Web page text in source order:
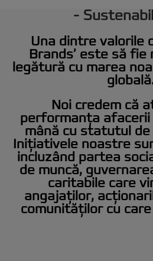
Misiunea
Misiunea GBC este
clienților cele mai
profesionale
înaintea
Angajamentul
Suntem dedicați să
numărul 1 atunci
de aparate
rezultate fără cusur
-
Una dintre valorile
Brands’ este să fie
legătură cu marea
Noi credem că
performanța afacerii
mână cu statutul
Inițiativele noastre
incluzând partea
de muncă,
caritabile care
angajaților,
comunităților cu